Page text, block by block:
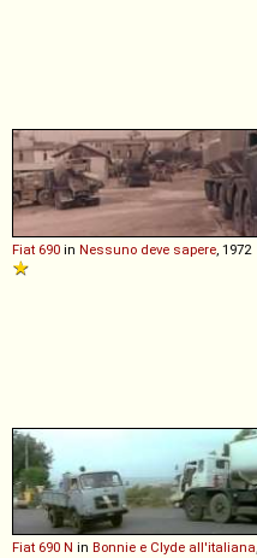
Fiat 690 in Nessuno deve sapere , 1972
Fiat 690 N in Bonnie e Clyde all'italiana,